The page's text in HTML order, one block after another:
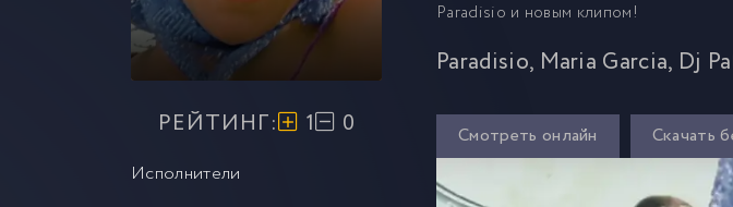
РЕЙТИНГ: 1 0
Исполнители
Paradisio и новым клипом!
Paradisio, Maria Garcia, Dj
Смотреть онлайн Скачать